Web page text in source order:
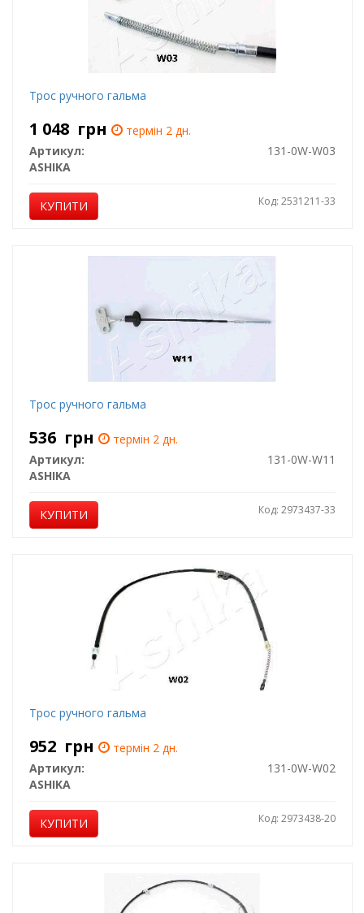
Трос ручного гальма
1 048 грн
термін 2 дн.
Артикул:
131-0W-W03
ASHIKA
КУПИТИ Код: 2531211-33
Трос ручного гальма
536 грн
термін 2 дн.
Артикул:
131-0W-W11
ASHIKA
КУПИТИ Код: 2973437-33
Трос ручного гальма
952 грн
термін 2 дн.
Артикул:
131-0W-W02
ASHIKA
КУПИТИ Код: 2973438-20